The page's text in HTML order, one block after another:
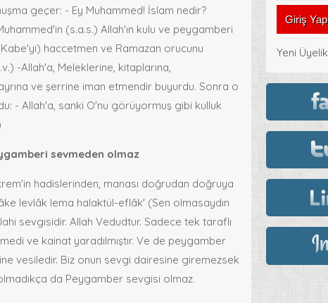
geçer: - Ey Muhammed! İslam nedir?
(s.a.s.) Allah'ın kulu ve peygamberi
haccetmen ve Ramazan orucunu
-Allah'a, Meleklerine, kitaplarına,
ve şerrine iman etmendir buyurdu. Sonra o
- Allah'a, sanki O'nu görüyormuş gibi kulluk
sevmeden olmaz
hadislerinden, manası doğrudan doğruya
levlâk lema halaktül-eflâk' (Sen olmasaydın
sevgisidir. Allah Vedudtur. Sadece tek taraflı
ve kainat yaradılmıştır. Ve de peygamber
vesiledir. Biz onun sevgi dairesine giremezsek
da Peygamber sevgisi olmaz.
Yeni Üyelik